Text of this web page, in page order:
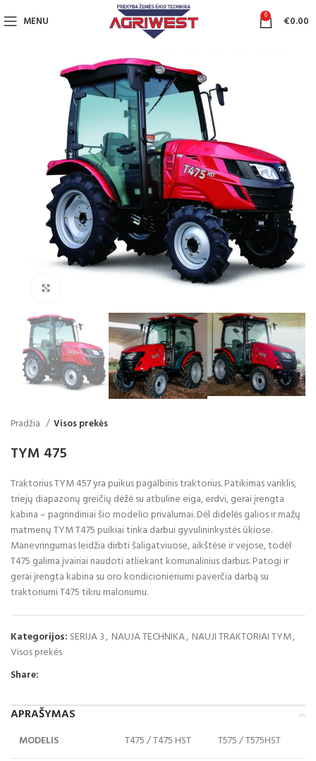
MENU 0 €0.00
Pradžia Visos prekės
TYM 475
Traktorius TYM 457 yra puikus pagalbinis traktorius. Patikimas variklis,
triejų diapazonų greičių dėžė su atbuline eiga, erdvi, gerai įrengta
kabina – pagrindiniai šio modelio privalumai. Dėl didelės galios ir mažų
matmenų TYM T475 puikiai tinka darbui gyvulininkystės ūkiose.
Manevringumas leidžia dirbti šaligatviuose, aikštėse ir vejose, todėl
T475 galima įvairiai naudoti atliekant komunalinius darbus. Patogi ir
gerai įrengta kabina su oro kondicionieriumi paverčia darbą su
traktoriumi T475 tikru malonumu.
Kategorijos: SERIJA 3, NAUJA TECHNIKA, NAUJI TRAKTORIAI TYM,
Visos prekės
Share:
APRAŠYMAS
MODELIS T475 / T475 HST T575 / T575HST